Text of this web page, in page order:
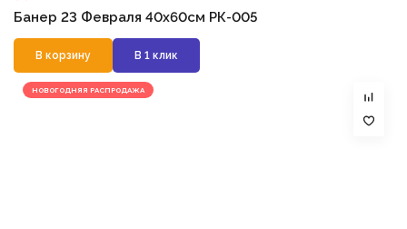
Банер 23 Февраля 40х60см РК-005
В корзину В 1 клик
НОВОГОДНЯЯ РАСПРОДАЖА